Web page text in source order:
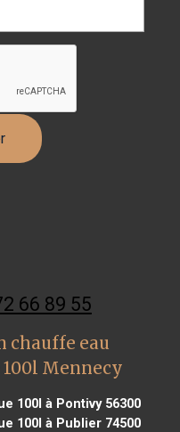
66 89 55
chauffe eau
Mennecy
100l à Pontivy 56300
100l à Publier 74500